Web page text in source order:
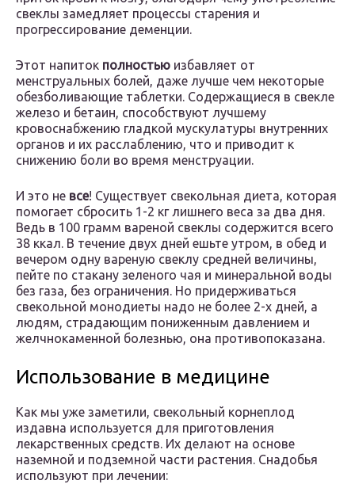
свеклы замедляет процессы старения и
прогрессирование деменции.
Этот напиток полностью избавляет от
менструальных болей, даже лучше чем некоторые
обезболивающие таблетки. Содержащиеся в свекле
железо и бетаин, способствуют лучшему
кровоснабжению гладкой мускулатуры внутренних
органов и их расслаблению, что и приводит к
снижению боли во время менструации.
И это не все! Существует свекольная диета, которая
помогает сбросить 1-2 кг лишнего веса за два дня.
Ведь в 100 грамм вареной свеклы содержится всего
38 ккал. В течение двух дней ешьте утром, в обед и
вечером одну вареную свеклу средней величины,
пейте по стакану зеленого чая и минеральной воды
без газа, без ограничения. Но придерживаться
свекольной монодиеты надо не более 2-х дней, а
людям, страдающим пониженным давлением и
желчнокаменной болезнью, она противопоказана.
Использование в медицине
Как мы уже заметили, свекольный корнеплод
издавна используется для приготовления
лекарственных средств. Их делают на основе
наземной и подземной части растения. Снадобья
используют при лечении: